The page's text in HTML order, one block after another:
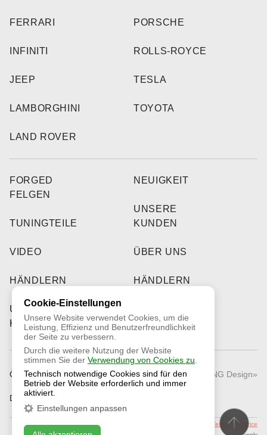
FERRARI
INFINITI
JEEP
LAMBORGHINI
LAND ROVER
PORSCHE
ROLLS-ROYCE
TESLA
TOYOTA
FORGED
FELGEN
TUNINGTEILE
VIDEO
HÄNDLERN
UNSERE
KUNDEN
NEUIGKEIT
UNSERE
KUNDEN
ÜBER UNS
HÄNDLERN
© 2026 «RNG Design»
Öffentliches Angebot
Datenschutzrichtlinie
This site is protected by reCAPTCHA and the Google
Terms of Service
Cookie-Einstellungen
Unsere Website verwendet Cookies, um die
Leistung, Effizienz und Benutzerfreundlichkeit
der Seite zu verbessern.
Durch die weitere Nutzung der Website
stimmen Sie der Verwendung von Cookies zu
Technisch notwendige Cookies sind für den
Betrieb der Website erforderlich und immer
aktiviert.
Einstellungen anpassen